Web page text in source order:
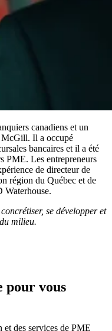
canadiens et un
McGill. Il a occupé
bancaires et il a été
PME. Les entrepreneurs
de directeur de
région du Québec et de
Waterhouse.
se développer et
milieu.
pour vous
des services de PME